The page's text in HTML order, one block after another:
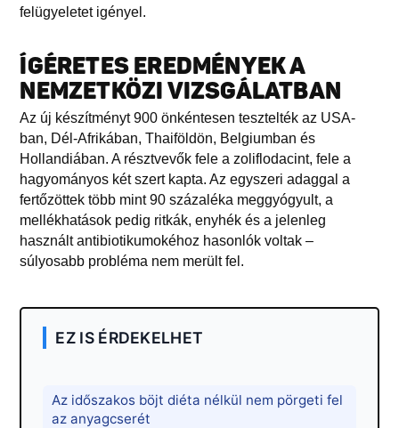
felügyeletet igényel.
ÍGÉRETES EREDMÉNYEK A
NEMZETKÖZI VIZSGÁLATBAN
Az új készítményt 900 önkéntesen tesztelték az USA-
ban, Dél-Afrikában, Thaiföldön, Belgiumban és
Hollandiában. A résztvevők fele a zoliflodacint, fele a
hagyományos két szert kapta. Az egyszeri adaggal a
fertőzöttek több mint 90 százaléka meggyógyult, a
mellékhatások pedig ritkák, enyhék és a jelenleg
használt antibiotikumokéhoz hasonlók voltak –
súlyosabb probléma nem merült fel.
EZ IS ÉRDEKELHET
Az időszakos böjt diéta nélkül nem pörgeti fel
az anyagcserét